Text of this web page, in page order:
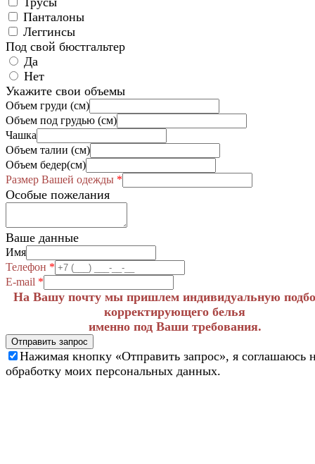
Панталоны
Леггинсы
Под свой бюстгальтер
Да
Нет
Укажите свои объемы
Объем груди (см)
Объем под грудью (см)
Чашка
Объем талии (см)
Объем бедер(см)
Размер Вашей одежды *
Особые пожелания
Ваше данные
Имя
Телефон *
E-mail *
На Вашу почту мы пришлем индивидуальную
корректирующего белья
именно под Ваши требования.
Отправить запрос
Нажимая кнопку «Отправить запрос», я соглашаюсь
обработку моих персональных данных.